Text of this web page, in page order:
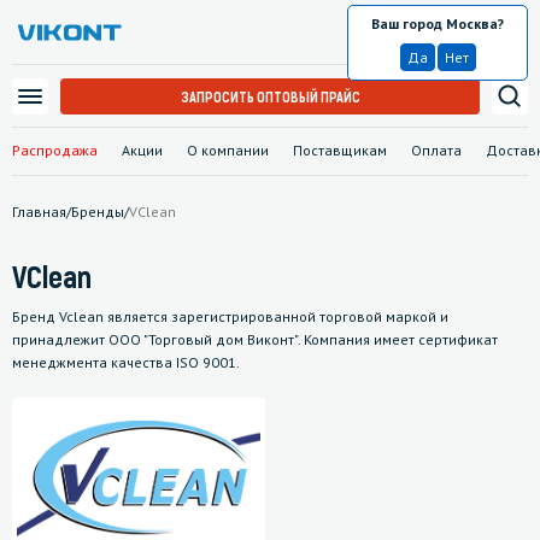
Распродажа Акции О компании Поставщикам Оплата
Москва
Ваш город Москва?
Да
Нет
ЗАПРОСИТЬ ОПТОВЫЙ ПРАЙС
Главная/Бренды/VClean
VClean
Бренд Vclean является зарегистрированной торговой маркой и
принадлежит ООО "Торговый дом Виконт". Компания имеет сертификат
менеджмента качества ISO 9001.